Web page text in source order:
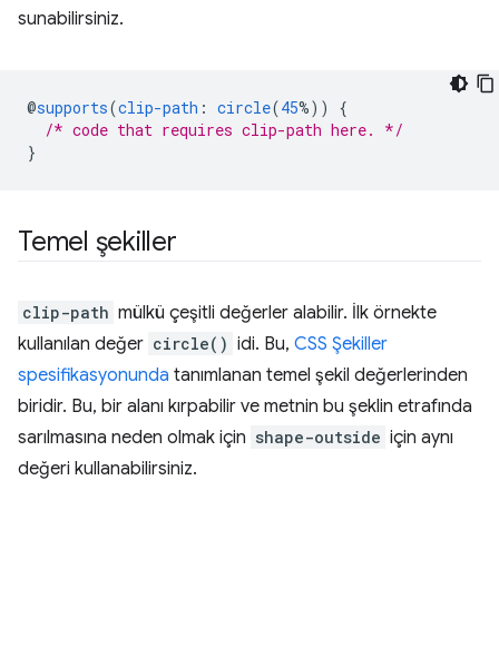
sunabilirsiniz.
@supports(clip-path : circle(45%))
{
/* code that requires clip-path here. */
}
Temel şekiller
clip-path mülkü çeşitli değerler alabilir. İlk örnekte
kullanılan değer circle() idi. Bu, CSS Şekiller
spesifikasyonunda tanımlanan temel şekil değerlerinden
biridir. Bu, bir alanı kırpabilir ve metnin bu şeklin etrafında
sarılmasına neden olmak için shape-outside için aynı
değeri kullanabilirsiniz.